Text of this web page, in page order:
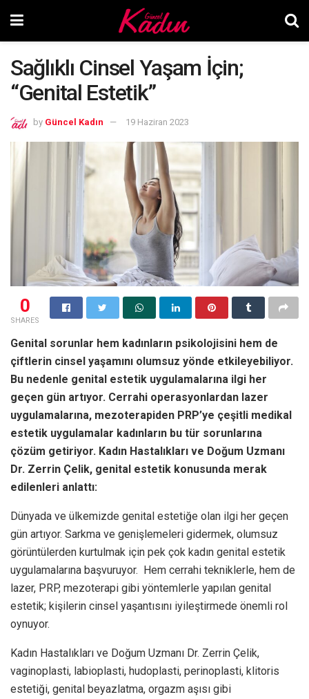
Sağlıklı Cinsel Yaşam İçin;
“Genital Estetik”
by Güncel Kadın 19 Haziran 2023
0
SHARES
Genital sorunlar hem kadınların psikolojisini hem de
çiftlerin cinsel yaşamını olumsuz yönde etkileyebiliyor.
Bu nedenle genital estetik uygulamalarına ilgi her
geçen gün artıyor. Cerrahi operasyonlardan lazer
uygulamalarına, mezoterapiden PRP’ye çeşitli medikal
estetik uygulamalar kadınların bu tür sorunlarına
çözüm getiriyor. Kadın Hastalıkları ve Doğum Uzmanı
Dr. Zerrin Çelik, genital estetik konusunda merak
edilenleri anlattı:
Dünyada ve ülkemizde genital estetiğe olan ilgi her geçen
gün artıyor. Sarkma ve genişlemeleri gidermek, olumsuz
görüntülerden kurtulmak için pek çok kadın genital estetik
uygulamalarına başvuruyor. Hem cerrahi tekniklerle, hem de
lazer, PRP, mezoterapi gibi yöntemlerle yapılan genital
estetik; kişilerin cinsel yaşantısını iyileştirmede önemli rol
oynuyor.
Kadın Hastalıkları ve Doğum Uzmanı Dr. Zerrin Çelik,
vaginoplasti, labioplasti, hudoplasti, perinoplasti, klitoris
estetiği, genital beyazlatma, orgazm aşısı gibi